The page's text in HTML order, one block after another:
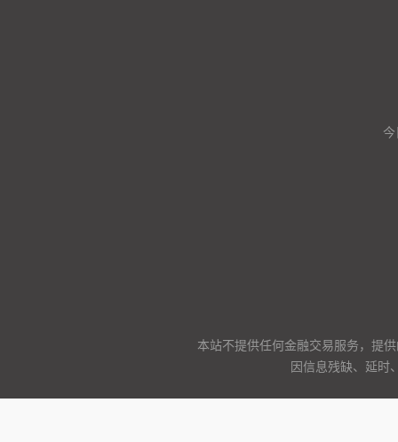
本站不提供任何金融交易服务，提
因信息残缺、延时